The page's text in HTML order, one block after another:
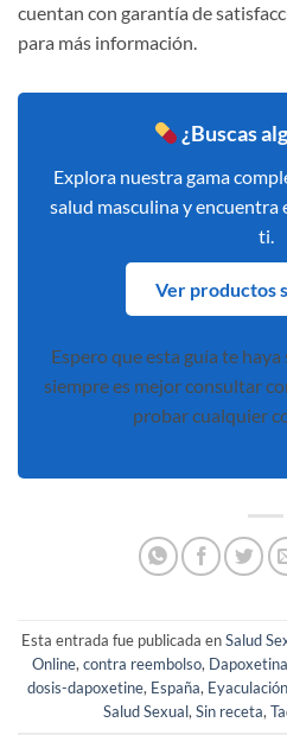
cuentan con garantía de
para más información.
¿Buscas
Explora nuestra gama
salud masculina y
ti.
Ver productos
Espero que esta guía te
siempre es mejor consultar
probar cualquier
Esta entrada fue publicada enSalud
Online,contra reembolso, Dapoxetina
dosis-dapoxetine, España,
Salud Sexual,Sin receta,